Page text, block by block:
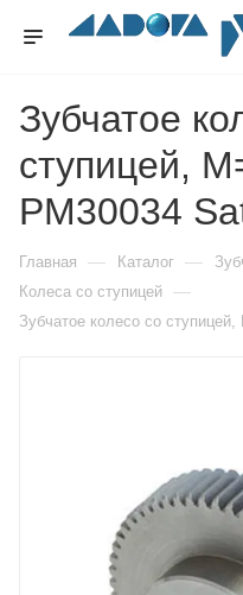
Зубчатое
ступицей,
PM30034
Главная — Каталог —
Колеса со ступицей —
Зубчатое колесо со